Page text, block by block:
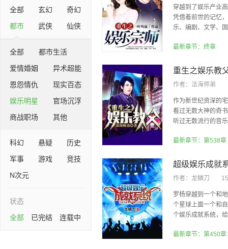
全部
玄幻
奇幻
都市
武侠 仙侠
全部
都市生活
爱情婚姻
异术超能
恩怨情仇
现实百态
娱乐明星
官场沉浮
商战职场
其他
科幻 悬疑
历史
军事
游戏
竞技
N次元
状态
全部
已完结 连载中
穿越到了娱乐产业
凭借着前世的记忆
乐、编剧、文学、
最新章节：终章
重生之娱乐教
作者： 法海师弟
作为新世纪资深的
看过无数大神的奇
听过无数流行的音
最新章节：第538章
超级娱乐成就
作者： 龙鳞刀
罗杨穿越到一个和
个星球上面一个和
个娱乐成就系统，
最新章节：第450